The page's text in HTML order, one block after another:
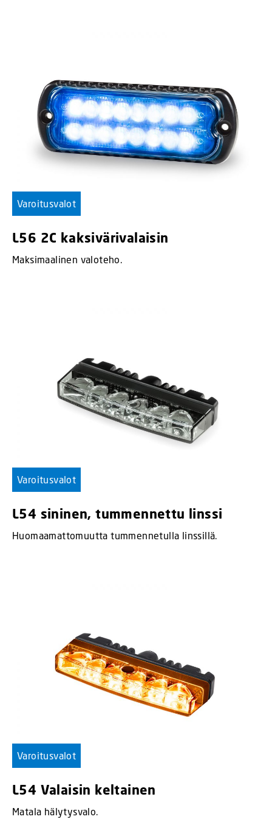
Varoitusvalot
L56 2C kaksivärivalaisin
Maksimaalinen valoteho.
Varoitusvalot
L54 sininen, tummennettu linssi
Huomaamattomuutta tummennetulla linssillä.
Varoitusvalot
L54 Valaisin keltainen
Matala hälytysvalo.